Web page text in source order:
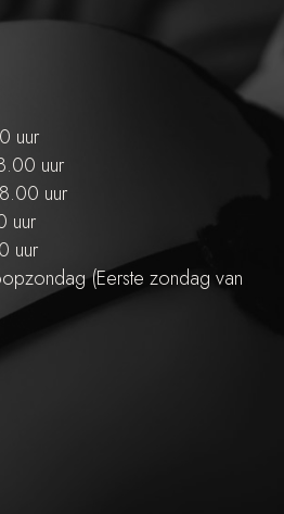
uur
uur
uur
uur
uur
(Eerste zondag van